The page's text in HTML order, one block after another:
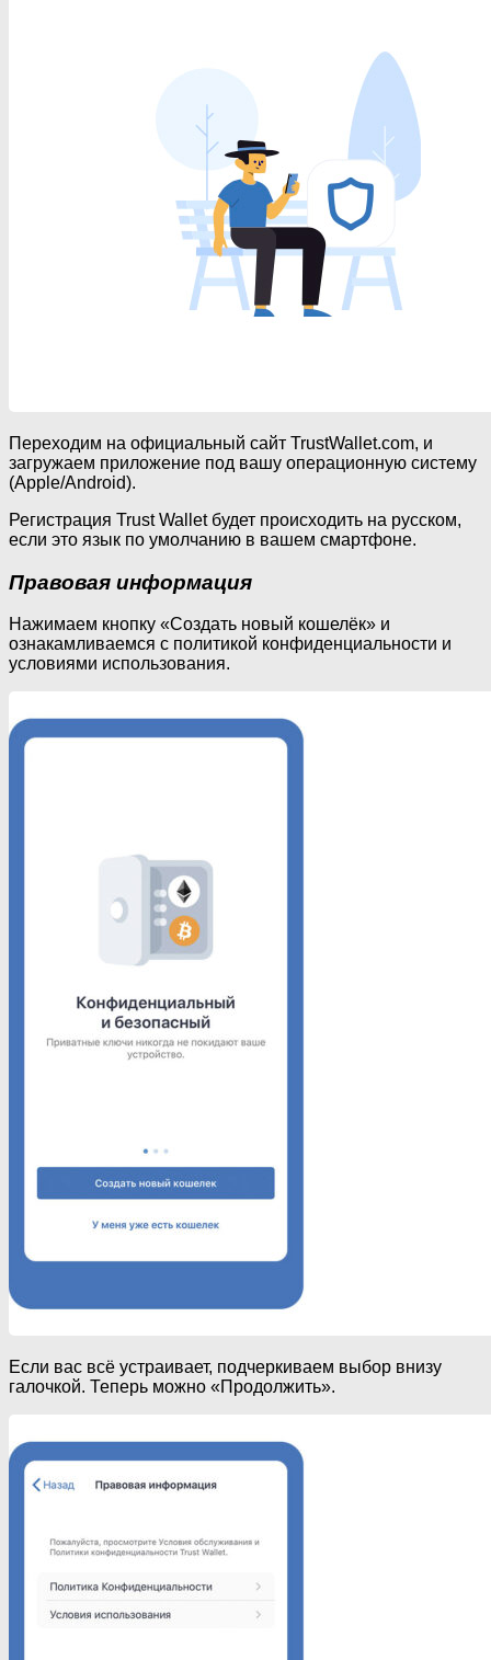
Переходим на официальный сайт TrustWallet.com, и
загружаем приложение под вашу операционную систему
(Apple/Android).
Регистрация Trust Wallet будет происходить на русском,
если это язык по умолчанию в вашем смартфоне.
Правовая информация
Нажимаем кнопку «Создать новый кошелёк» и
ознакамливаемся с политикой конфиденциальности и
условиями использования.
Если вас всё устраивает, подчеркиваем выбор внизу
галочкой. Теперь можно «Продолжить».